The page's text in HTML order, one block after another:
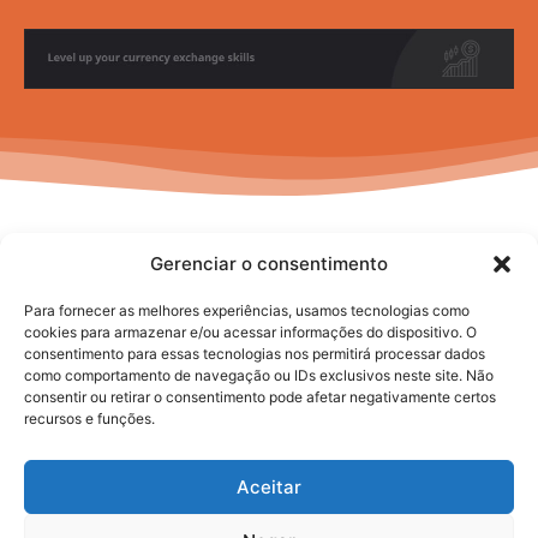
Gerenciar o consentimento
Para fornecer as melhores experiências, usamos tecnologias como
cookies para armazenar e/ou acessar informações do dispositivo. O
consentimento para essas tecnologias nos permitirá processar dados
como comportamento de navegação ou IDs exclusivos neste site. Não
consentir ou retirar o consentimento pode afetar negativamente certos
recursos e funções.
Aceitar
No posts to display